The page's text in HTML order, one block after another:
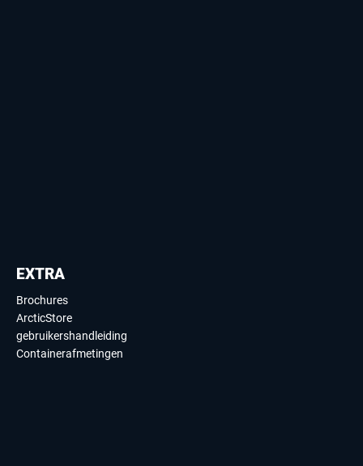
EXTRA
Brochures
ArcticStore
gebruikershandleiding
Containerafmetingen